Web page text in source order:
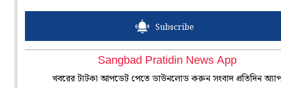
Subscribe
Sangbad Pratidin News App
খবরের টাটকা আপডেট পেতে ডাউনলোড করুন সংবাদ প্রতিদিন